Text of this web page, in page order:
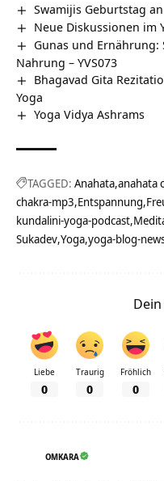
Swamijis Geburtstag
Neue Diskussionen im
Gunas und Ernährung:
Nahrung – YVS073
Bhagavad Gita
Yoga
Yoga Vidya Ashrams
TAGGED: Anahata anahata
chakra-mp3 Entspannung
kundalini-yoga-podcast
Sukadev Yoga yoga-blog-
Liebe
0
Traurig
0
Fröhlich
0
OMKARA